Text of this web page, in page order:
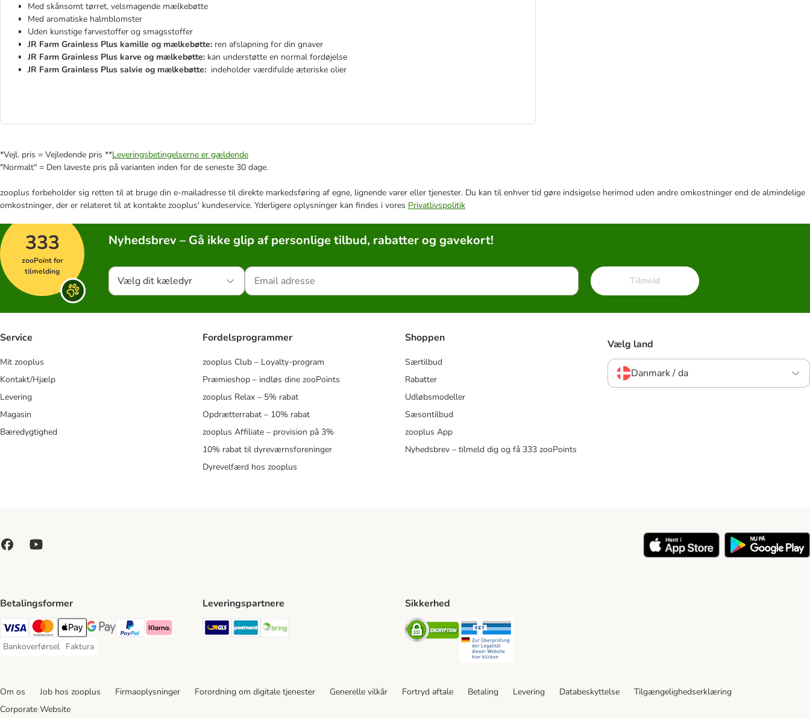
Med skånsomt tørret, velsmagende mælkebøtte
Med aromatiske halmblomster
Uden kunstige farvestoffer og smagsstoffer
JR Farm Grainless Plus kamille og mælkebøtte: ren afslapning for din gnaver
JR Farm Grainless Plus karve og mælkebøtte: kan understøtte en normal fordøjelse
JR Farm Grainless Plus salvie og mælkebøtte: indeholder værdifulde æteriske olier
*Vejl. pris = Vejledende pris **Leveringsbetingelserne er gældende
"Normalt" = Den laveste pris på varianten inden for de seneste 30 dage.
zooplus forbeholder sig retten til at bruge din e-mailadresse til direkte markedsføring af egne, lignende varer eller tjenester. Du kan til enhver tid gøre indsigelse herimod uden andre omkostninger end de almindelige
omkostninger, der er relateret til at kontakte zooplus' kundeservice. Yderligere oplysninger kan findes i vores Privatlivspolitik
333
zooPoint for
tilmelding
Nyhedsbrev – Gå ikke glip af personlige tilbud, rabatter og gavekort!
Vælg dit kæledyr Tilmeld
Service
Mit zooplus
Kontakt/Hjælp
Levering
Magasin
Bæredygtighed
Fordelsprogrammer
zooplus Club – Loyalty-program
Præmieshop – indløs dine zooPoints
zooplus Relax – 5% rabat
Opdrætterrabat – 10% rabat
zooplus Affiliate – provision på 3%
10% rabat til dyreværnsforeninger
Dyrevelfærd hos zooplus
Shoppen
Særtilbud
Rabatter
Udløbsmodeller
Sæsontilbud
zooplus App
Nyhedsbrev – tilmeld dig og få 333 zooPoints
Vælg land
Danmark / da
Betalingsformer
VISA Payment Method
Mastercard Payment Method
Apply pay Payment Method
Google Pay Payment Method
paypal Payment Method
Klarna Payment Method
Bankoverførsel
Bankoverførsel Payment Method
Faktura
Faktura Payment Method
Leveringspartnere
GLS Shipping Method
Postnord Shipping Method
Sikkerhed
Security
Om os Job hos zooplus Firmaoplysninger Forordning om digitale tjenester Generelle vilkår Fortryd aftale Betaling Levering Databeskyttelse
Tilgængelighedserklæring
Corporate Website